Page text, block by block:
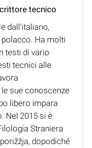
tecnico
dall'italiano,
Ha molti
testi di vario
tecnici alle
sue conoscenze
libero impara
Nel 2015 si è
Straniera
dopodiché